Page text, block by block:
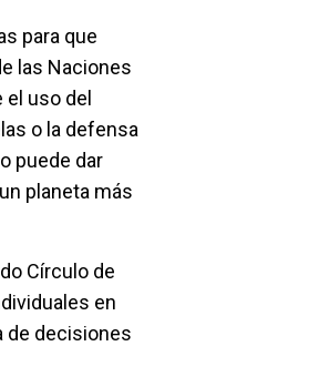
para que
las Naciones
uso del
o la defensa
puede dar
planeta más
Círculo de
en
de decisiones